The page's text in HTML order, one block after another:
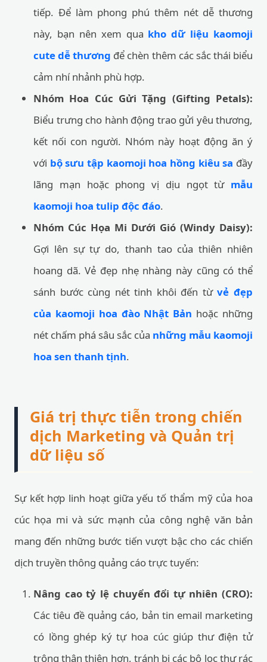
tiếp. Để làm phong phú thêm nét dễ thương
này, bạn nên xem qua kho dữ liệu kaomoji
cute dễ thương để chèn thêm các sắc thái biểu
cảm nhí nhảnh phù hợp.
Nhóm Hoa Cúc Gửi Tặng (Gifting Petals):
Biểu trưng cho hành động trao gửi yêu thương,
kết nối con người. Nhóm này hoạt động ăn ý
với bộ sưu tập kaomoji hoa hồng kiêu sa đầy
lãng mạn hoặc phong vị dịu ngọt từ mẫu
kaomoji hoa tulip độc đáo.
Nhóm Cúc Họa Mi Dưới Gió (Windy Daisy):
Gợi lên sự tự do, thanh tao của thiên nhiên
hoang dã. Vẻ đẹp nhẹ nhàng này cũng có thể
sánh bước cùng nét tinh khôi đến từvẻ đẹp
của kaomoji hoa đào Nhật Bản hoặc những
nét chấm phá sâu sắc của những mẫu kaomoji
hoa sen thanh tịnh.
Giá trị thực tiễn trong chiến
dịch Marketing và Quản trị
dữ liệu số
Sự kết hợp linh hoạt giữa yếu tố thẩm mỹ của hoa
cúc họa mi và sức mạnh của công nghệ văn bản
mang đến những bước tiến vượt bậc cho các chiến
dịch truyền thông quảng cáo trực tuyến:
Nâng cao tỷ lệ chuyển đổi tự nhiên (CRO):
Các tiêu đề quảng cáo, bản tin email marketing
có lồng ghép ký tự hoa cúc giúp thư điện tử
trông thân thiện hơn, tránh bị các bộ lọc thư rác